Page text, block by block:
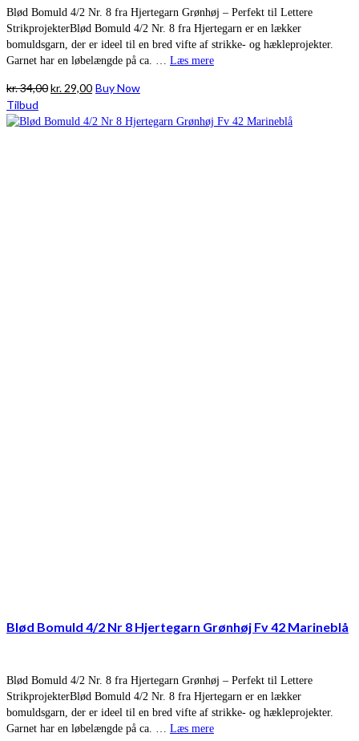
Blød Bomuld 4/2 Nr. 8 fra Hjertegarn Grønhøj – Perfekt til Lettere
StrikprojekterBlød Bomuld 4/2 Nr. 8 fra Hjertegarn er en lækker
bomuldsgarn, der er ideel til en bred vifte af strikke- og hækleprojekter.
Garnet har en løbelængde på ca. … Læs mere
kr.34,00Den
pris
kr. 29,00Den
pris
Buy Now
Tilbud
Blød Bomuld 4/2 Nr 8 Hjertegarn Grønhøj Fv 42 Marineblå
Blød Bomuld 4/2 Nr. 8 fra Hjertegarn Grønhøj – Perfekt til Lettere
StrikprojekterBlød Bomuld 4/2 Nr. 8 fra Hjertegarn er en lækker
bomuldsgarn, der er ideel til en bred vifte af strikke- og hækleprojekter.
Garnet har en løbelængde på ca. … Læs mere